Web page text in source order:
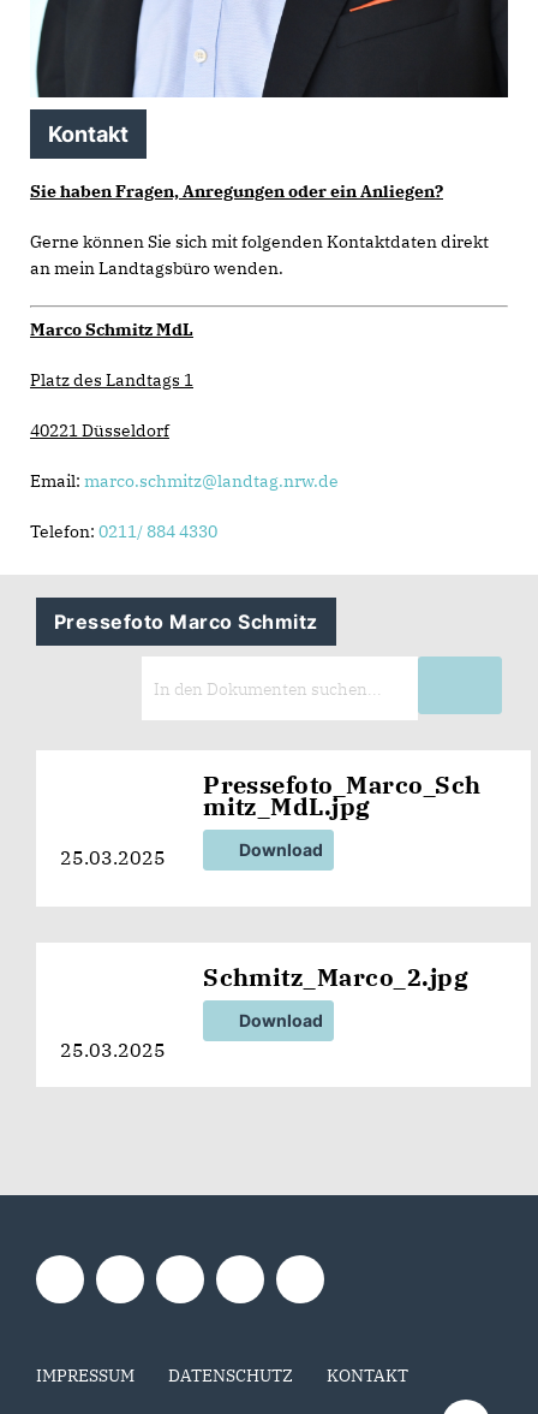
Kontakt
Sie haben Fragen, Anregungen oder ein Anliegen?
Gerne können Sie sich mit folgenden Kontaktdaten direkt
an mein Landtagsbüro wenden.
Marco Schmitz MdL
Platz des Landtags 1
40221 Düsseldorf
Email: marco.schmitz@landtag.nrw.de
Telefon: 0211/ 884 4330
Pressefoto Marco Schmitz
25.03.2025
Pressefoto_Marco_Sch
mitz_MdL.jpg
Download
25.03.2025
Schmitz_Marco_2.jpg
Download
IMPRESSUM DATENSCHUTZ KONTAKT